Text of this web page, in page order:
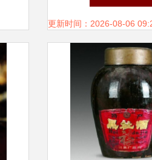
更新时间：2026-08-06